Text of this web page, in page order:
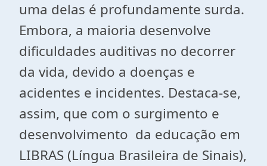
uma delas é profundamente surda.
Embora, a maioria desenvolve
dificuldades auditivas no decorrer
da vida, devido a doenças e
acidentes e incidentes. Destaca-se,
assim, que com o surgimento e
desenvolvimento da educação em
LIBRAS (Língua Brasileira de Sinais),